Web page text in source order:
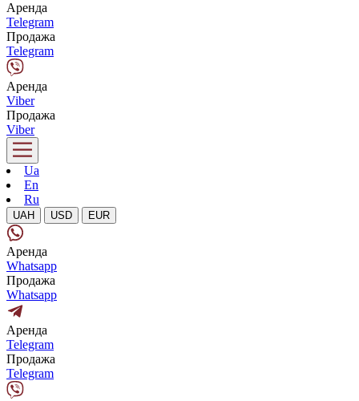
Аренда
Telegram
Продажа
Telegram
Аренда
Viber
Продажа
Viber
Ua
En
Ru
UAH USD EUR
Аренда
Whatsapp
Продажа
Whatsapp
Аренда
Telegram
Продажа
Telegram